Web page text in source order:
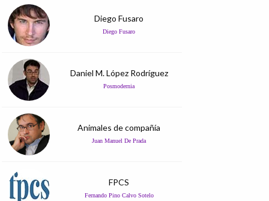
Diego Fusaro
Diego Fusaro
Daniel M. López Rodríguez
Posmodernia
Animales de compañía
Juan Manuel De Prada
FPCS
Fernando Pino Calvo Sotelo